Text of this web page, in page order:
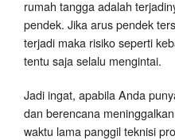
rumah tangga adalah
pendek. Jika arus pendek
terjadi maka risiko seperti
tentu saja selalu mengintai.
Jadi ingat, apabila Anda
dan berencana
waktu lama panggil teknisi